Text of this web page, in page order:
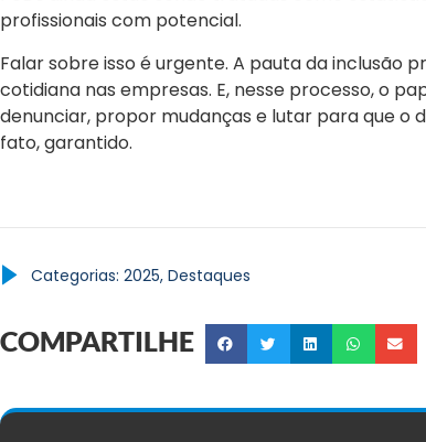
profissionais com potencial.
Falar sobre isso é urgente. A pauta da inclusão
cotidiana nas empresas. E, nesse processo, o
denunciar, propor mudanças e lutar para que o
fato, garantido.
Categorias: 2025, Destaques
COMPARTILHE